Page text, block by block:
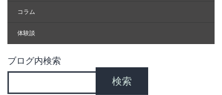
コラム
体験談
ブログ内検索
検索